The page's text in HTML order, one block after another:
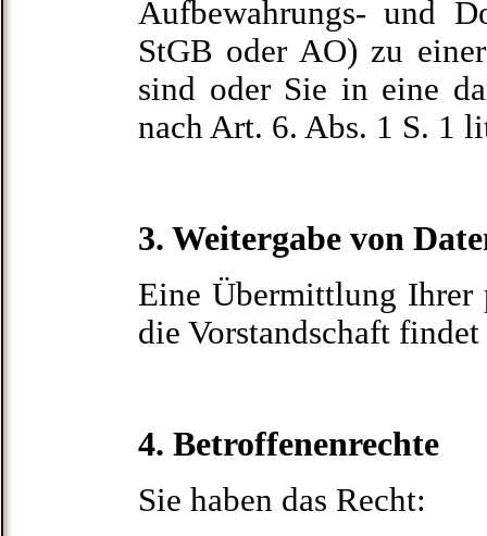
Aufbewahrungs- und
StGB oder AO) zu
sind oder Sie in eine
nach Art. 6. Abs. 1 S. 1
3. Weitergabe von
Eine Übermittlung Ihrer
die Vorstandschaft
4. Betroffenenrechte
Sie haben das Recht: